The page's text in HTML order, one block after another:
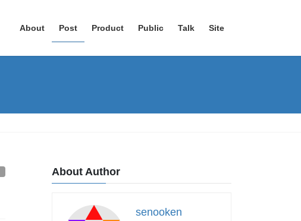
About Post Product Public Talk Site
About Author
senooken